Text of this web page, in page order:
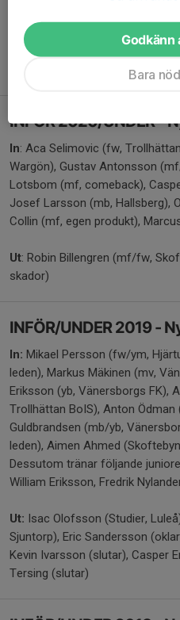
: Erik Grahn (aug: flytt till
Selimovic (Sjuntorps IS), Kevin
INFÖR 2020/UNDER -
In: Aca Selimovic (fw,
Wargön), Gustav Antonsson
Lotsbom (mf, comeback),
Josef Larsson (mb, Hallsberg),
Collin (mf, egen produkt),
Ut: Robin Billengren (mf/fw,
skador)
INFÖR/UNDER 2019 -
In: Mikael Persson (fw/ym,
leden), Markus Mäkinen (mv,
Eriksson (yb, Vänersborgs FK),
Trollhättan BoIS), Anton
Guldbrandsen (mb/yb,
leden), Aimen Ahmed
Dessutom tränar följande
William Eriksson, Fredrik
Ut: Isac Olofsson (Studier,
Sjuntorp), Eric Sandersson
Kevin Ivarsson (slutar), Casper
Tersing (slutar)
Godkänn
Bara